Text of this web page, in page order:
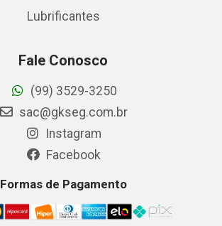
Lubrificantes
Fale Conosco
(99) 3529-3250
sac@gkseg.com.br
Instagram
Facebook
Formas de Pagamento